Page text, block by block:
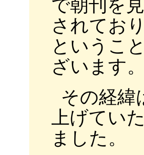
で朝刊を
されてお
というこ
ざいます。
その経緯
上げてい
ました。